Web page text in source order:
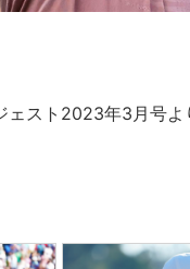
ェスト2023年3月号よ